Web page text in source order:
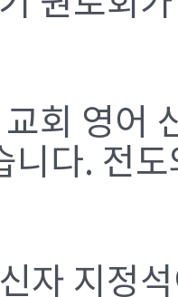
교회 영어
니다. 전
자 지정